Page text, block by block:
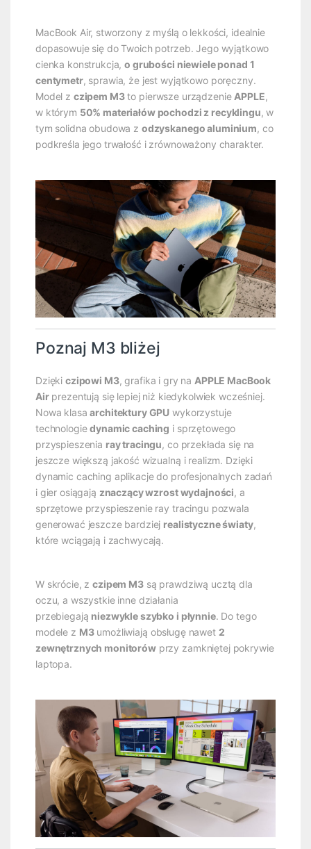
MacBook Air, stworzony z myślą o lekkości, idealnie
dopasowuje się do Twoich potrzeb. Jego wyjątkowo
cienka konstrukcja,o grubości niewiele ponad 1
centymetr, sprawia, że jest wyjątkowo poręczny.
Model z czipem M3to pierwsze urządzenie APPLE,
w którym 50% materiałów pochodzi z recyklingu, w
tym solidna obudowa z odzyskanego aluminium, co
podkreśla jego trwałość i zrównoważony charakter.
Poznaj M3 bliżej
Dziękiczipowi M3, grafika i gry na APPLE MacBook
Airprezentują się lepiej niż kiedykolwiek wcześniej.
Nowa klasaarchitektury GPU wykorzystuje
technologiedynamic caching i sprzętowego
przyspieszenia ray tracingu, co przekłada się na
jeszcze większą jakość wizualną i realizm. Dzięki
dynamic caching aplikacje do profesjonalnych zadań
i gier osiągają znaczący wzrost wydajności, a
sprzętowe przyspieszenie ray tracingu pozwala
generować jeszcze bardziej realistyczne światy,
które wciągają i zachwycają.
W skrócie, zczipem M3są prawdziwą ucztą dla
oczu, a wszystkie inne działania
przebiegają niezwykle szybko i płynnie. Do tego
modele z M3umożliwiają obsługę nawet 2
zewnętrznych monitorówprzy zamkniętej pokrywie
laptopa.